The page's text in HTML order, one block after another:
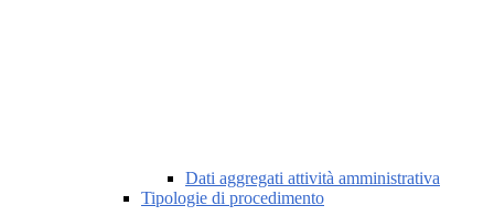
Dati aggregati attività amministrativa
Tipologie di procedimento